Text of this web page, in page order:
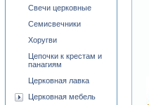
Свечи церковные
Семисвечники
Хоругви
Цепочки к крестам и
панагиям
Церковная лавка
Церковная мебель